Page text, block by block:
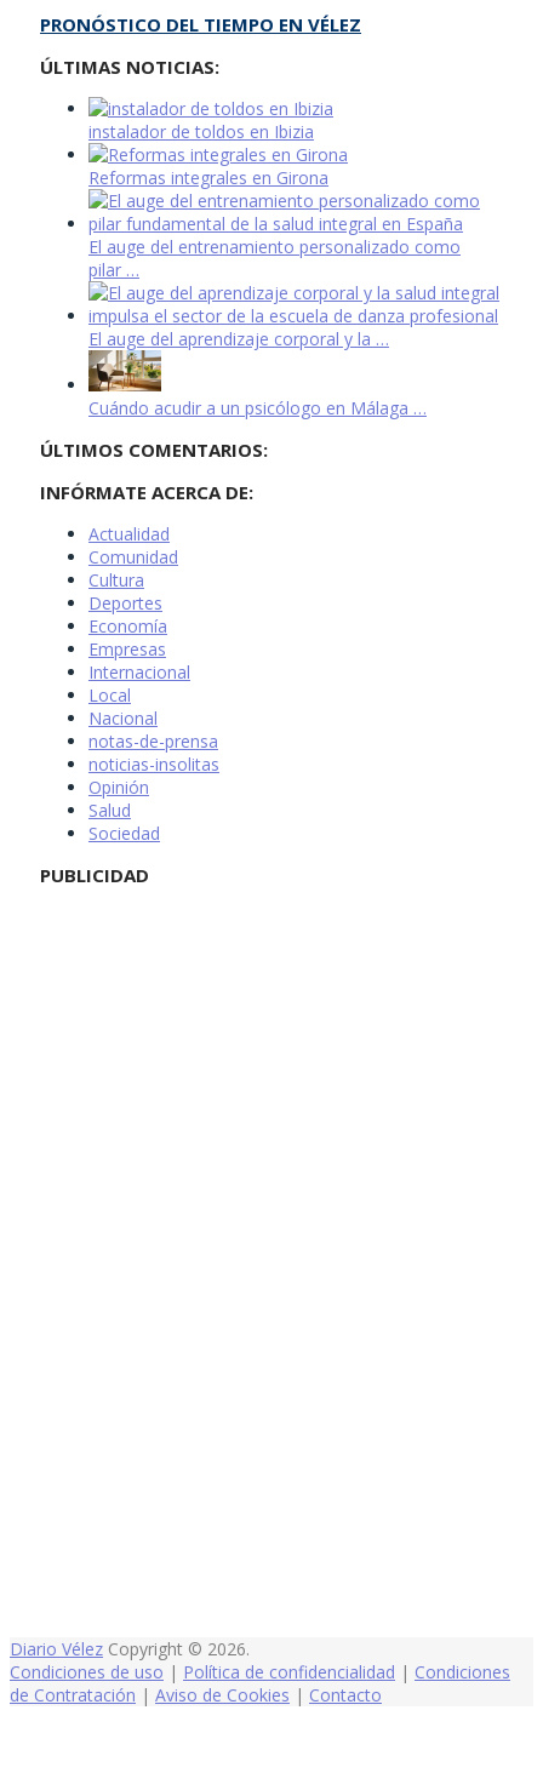
PRONÓSTICO DEL TIEMPO EN VÉLEZ
ÚLTIMAS NOTICIAS:
instalador de toldos en Ibizia
Reformas integrales en Girona
El auge del entrenamiento personalizado como
pilar …
El auge del aprendizaje corporal y la …
Cuándo acudir a un psicólogo en Málaga …
ÚLTIMOS COMENTARIOS:
INFÓRMATE ACERCA DE:
Actualidad
Comunidad
Cultura
Deportes
Economía
Empresas
Internacional
Local
Nacional
notas-de-prensa
noticias-insolitas
Opinión
Salud
Sociedad
PUBLICIDAD
Diario Vélez Copyright © 2026.
Condiciones de uso | Política de confidencialidad | Condiciones
de Contratación | Aviso de Cookies | Contacto